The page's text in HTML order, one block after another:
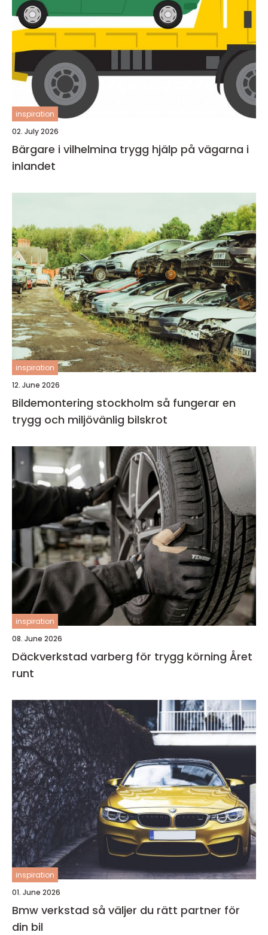
inspiration
02. July 2026
Bärgare i vilhelmina trygg hjälp på vägarna i
inlandet
inspiration
12. June 2026
Bildemontering stockholm så fungerar en
trygg och miljövänlig bilskrot
inspiration
08. June 2026
Däckverkstad varberg för trygg körning Året
runt
inspiration
01. June 2026
Bmw verkstad så väljer du rätt partner för
din bil